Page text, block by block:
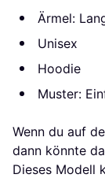
Ärmel:
Unisex
Hoodie
Muster:
Wenn du auf
dann könnte
Dieses Modell